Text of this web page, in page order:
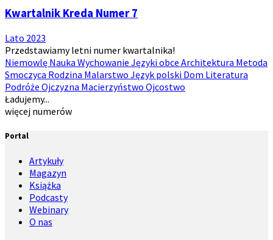
Kwartalnik Kreda Numer 7
Lato 2023
Przedstawiamy letni numer kwartalnika!
Niemowlę Nauka Wychowanie Języki obce Architektura Metoda
Smoczyca Rodzina Malarstwo Język polski Dom Literatura
Podróże Ojczyzna Macierzyństwo Ojcostwo
Ładujemy...
więcej numerów
Portal
Artykuły
Magazyn
Książka
Podcasty
Webinary
O nas